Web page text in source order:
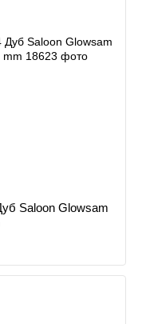
Saloon Glowsam